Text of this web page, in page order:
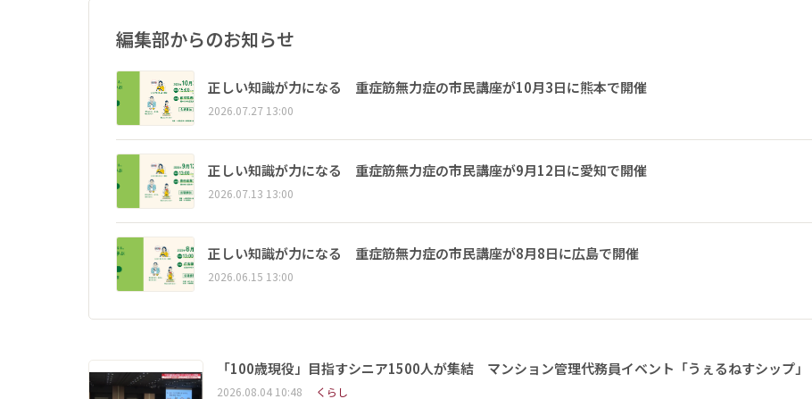
編集部からのお知らせ
正しい知識が力になる 重症筋無力症の市民講座が10月3日に熊本で開催
2026.07.27 13:00
正しい知識が力になる 重症筋無力症の市民講座が9月12日に愛知で開催
2026.07.13 13:00
正しい知識が力になる 重症筋無力症の市民講座が8月8日に広島で開催
2026.06.15 13:00
「100歳現役」目指すシニア1500人が集結 マンション管理代務員イベント「うぇるねすシップ」
2026.08.04 10:48 くらし